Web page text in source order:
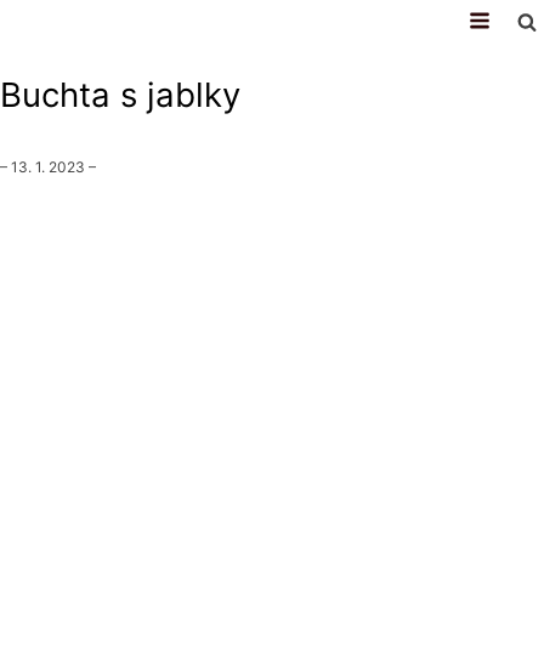
Buchta s jablky
– 13. 1. 2023 –